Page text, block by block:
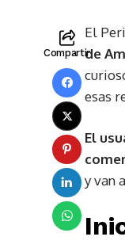
Compartir
El
de
esas
El
y van